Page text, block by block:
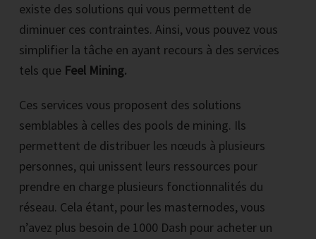
existe des solutions qui vous permettent de
diminuer ces contraintes. Ainsi, vous pouvez vous
simplifier la tâche en ayant recours à des services
tels que Feel Mining.
Ces services vous proposent des solutions
semblables à celles des pools de mining. Ils
permettent de distribuer les nœuds à plusieurs
personnes, qui unissent leurs ressources pour
prendre en charge plusieurs fonctionnalités du
réseau. Cela étant, pour les masternodes, vous
n’avez plus besoin de 1000 Dash pour acheter un